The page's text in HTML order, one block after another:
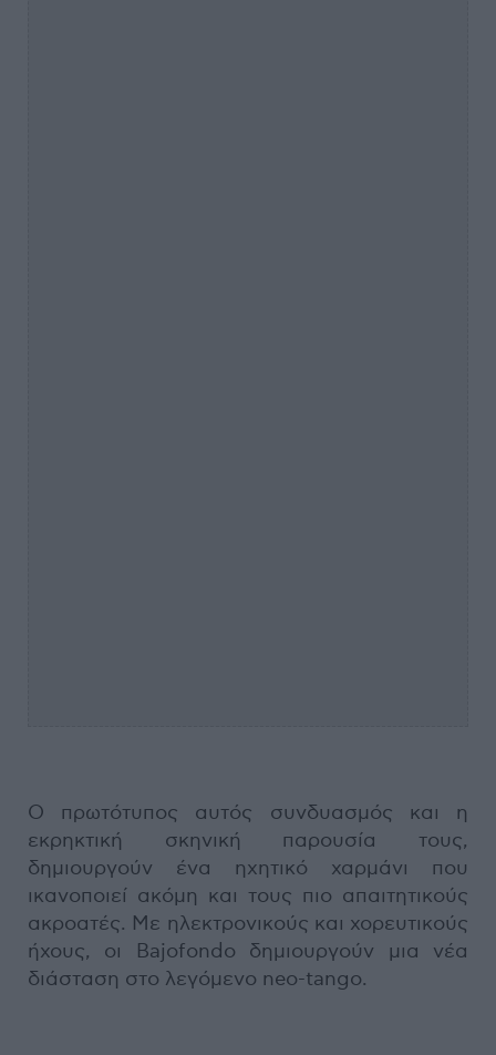
Ο πρωτότυπος αυτός συνδυασμός και η
εκρηκτική σκηνική παρουσία τους,
δημιουργούν ένα ηχητικό χαρμάνι που
ικανοποιεί ακόμη και τους πιο απαιτητικούς
ακροατές. Με ηλεκτρονικούς και χορευτικούς
ήχους, οι Bajofondo δημιουργούν μια νέα
διάσταση στο λεγόμενο neo-tango.